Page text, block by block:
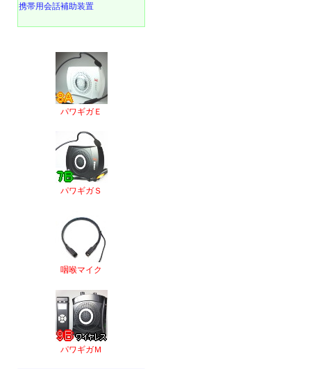
携帯用会話補助装置
パワギガＥ
パワギガＳ
咽喉マイク
パワギガＭ